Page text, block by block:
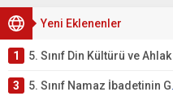
Yeni Eklenenler
1 5. Sınıf Din Kültürü ve Ahlak Bilgisi 2. Ünite: Namaz İbadeti Çalışmaları
3 5. Sınıf Namaz İbadetinin Getirdiği Faydalar Testi